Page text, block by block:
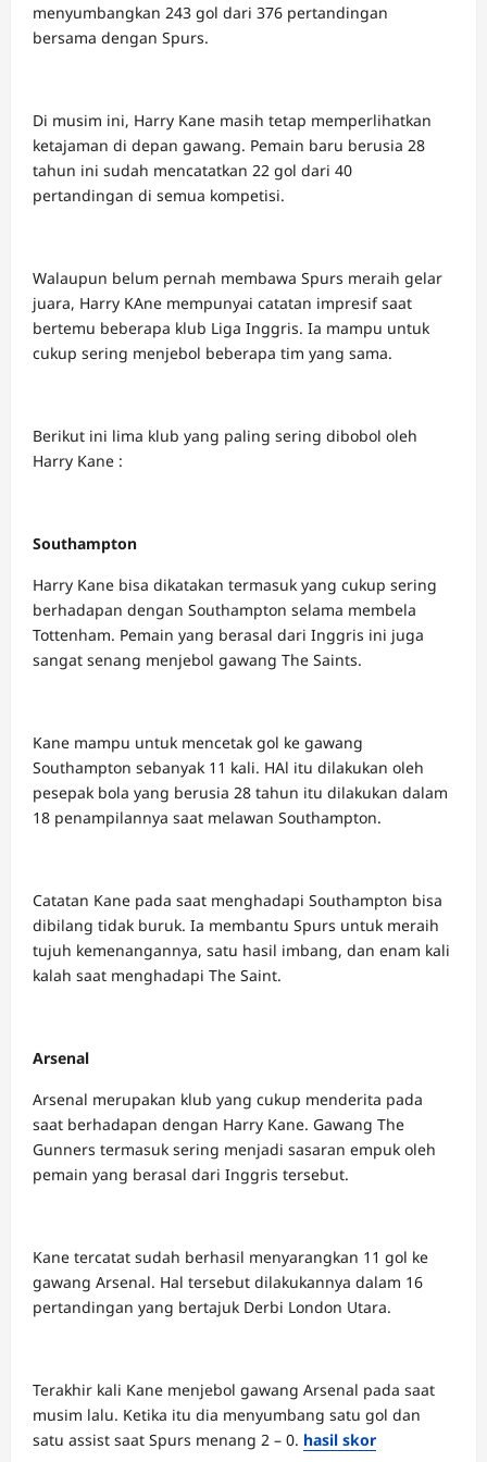
menyumbangkan 243 gol dari 376 pertandingan
bersama dengan Spurs.
Di musim ini, Harry Kane masih tetap memperlihatkan
ketajaman di depan gawang. Pemain baru berusia 28
tahun ini sudah mencatatkan 22 gol dari 40
pertandingan di semua kompetisi.
Walaupun belum pernah membawa Spurs meraih gelar
juara, Harry KAne mempunyai catatan impresif saat
bertemu beberapa klub Liga Inggris. Ia mampu untuk
cukup sering menjebol beberapa tim yang sama.
Berikut ini lima klub yang paling sering dibobol oleh
Harry Kane :
Southampton
Harry Kane bisa dikatakan termasuk yang cukup sering
berhadapan dengan Southampton selama membela
Tottenham. Pemain yang berasal dari Inggris ini juga
sangat senang menjebol gawang The Saints.
Kane mampu untuk mencetak gol ke gawang
Southampton sebanyak 11 kali. HAl itu dilakukan oleh
pesepak bola yang berusia 28 tahun itu dilakukan dalam
18 penampilannya saat melawan Southampton.
Catatan Kane pada saat menghadapi Southampton bisa
dibilang tidak buruk. Ia membantu Spurs untuk meraih
tujuh kemenangannya, satu hasil imbang, dan enam kali
kalah saat menghadapi The Saint.
Arsenal
Arsenal merupakan klub yang cukup menderita pada
saat berhadapan dengan Harry Kane. Gawang The
Gunners termasuk sering menjadi sasaran empuk oleh
pemain yang berasal dari Inggris tersebut.
Kane tercatat sudah berhasil menyarangkan 11 gol ke
gawang Arsenal. Hal tersebut dilakukannya dalam 16
pertandingan yang bertajuk Derbi London Utara.
Terakhir kali Kane menjebol gawang Arsenal pada saat
musim lalu. Ketika itu dia menyumbang satu gol dan
satu assist saat Spurs menang 2 – 0. hasil skor